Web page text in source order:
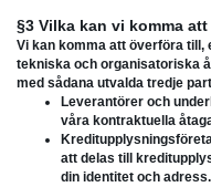
§3 Vilka kan vi komma
Vi kan komma att överföra till,
tekniska och organisatoriska
med sådana utvalda tredje
Leverantörer och
våra kontraktuella
att delas till
din identitet och adress.